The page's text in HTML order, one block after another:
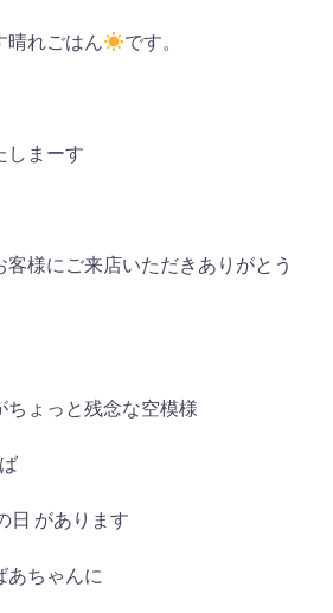
晴れごはん です。
しまーす
様にご来店いただきありがとう
ょっと残念な空模様
日 があります
あちゃんに